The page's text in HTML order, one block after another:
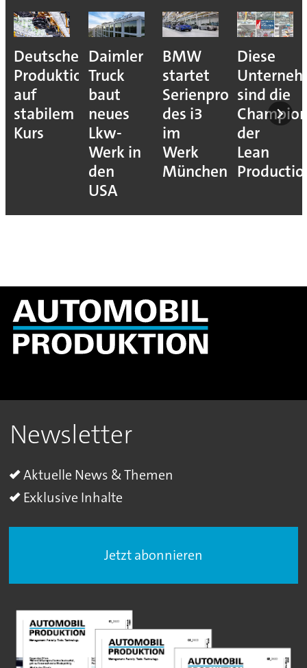
Deutsche
Produktion
auf
stabilem
Kurs
Daimler
Truck
baut
neues
Lkw-
Werk in
den
USA
BMW
startet
Serienproduktion
des i3
im
Werk
München
Diese
sind die
der
Lean
Newsletter
Aktuelle News & Themen
Exklusive Inhalte
Jetzt abonnieren